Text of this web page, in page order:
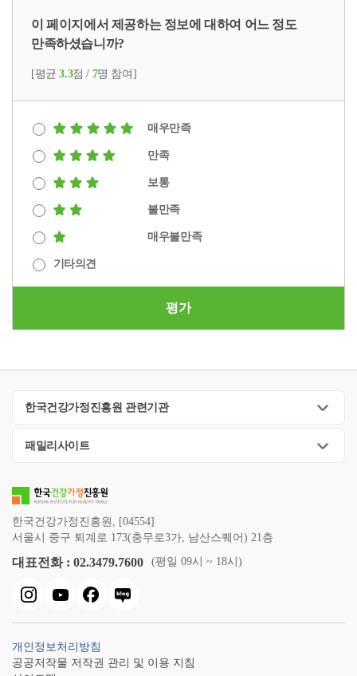
이 페이지에서 제공하는 정보에 대하여 어느 정도
만족하셨습니까?
[평균3.3점 / 7명 참여]
매우만족
만족
보통
불만족
매우불만족
기타의견
평가
한국건강가정진흥원 관련기관
패밀리사이트
한국건강가정진흥원, [04554]
서울시 중구 퇴계로 173(충무로3가, 남산스퀘어) 21층
대표전화 : 02.3479.7600 (평일 09시 ~ 18시)
개인정보처리방침
공공저작물 저작권 관리 및 이용 지침